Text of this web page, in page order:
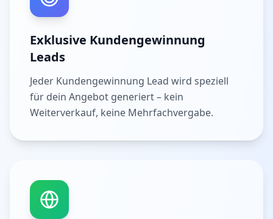
Exklusive Kundengewinnung
Leads
Jeder Kundengewinnung Lead wird speziell
für dein Angebot generiert – kein
Weiterverkauf, keine Mehrfachvergabe.